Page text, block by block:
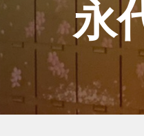
永